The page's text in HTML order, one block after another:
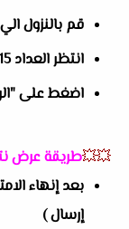
قم بالنزول
انتظر العداد 15 ثانية
اضغط على
💥💥طريقة عرض
بعد إنهاء
إرسال )